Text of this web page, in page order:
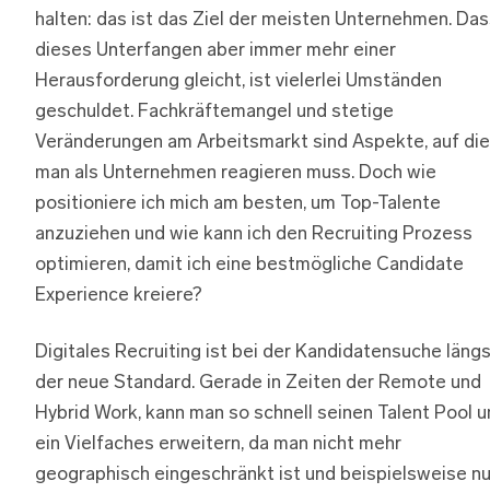
halten: das ist das Ziel der meisten Unternehmen.
dieses Unterfangen aber immer mehr einer
Herausforderung gleicht, ist vielerlei Umständen
geschuldet. Fachkräftemangel und stetige
Veränderungen am Arbeitsmarkt sind Aspekte, auf die
man als Unternehmen reagieren muss. Doch wie
positioniere ich mich am besten, um Top-Talente
anzuziehen und wie kann ich den Recruiting Prozess
optimieren, damit ich eine bestmögliche Candidate
Experience kreiere?
Digitales Recruiting ist bei der Kandidatensuche
der neue Standard. Gerade in Zeiten der Remote und
Hybrid Work, kann man so schnell seinen Talent Pool
ein Vielfaches erweitern, da man nicht mehr
geographisch eingeschränkt ist und beispielsweise